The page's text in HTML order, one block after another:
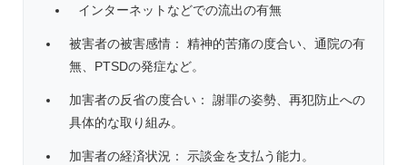
インターネットなどでの流出の有無
被害者の被害感情： 精神的苦痛の度合い、通院の有
無、PTSDの発症など。
加害者の反省の度合い： 謝罪の姿勢、再犯防止への
具体的な取り組み。
加害者の経済状況： 示談金を支払う能力。